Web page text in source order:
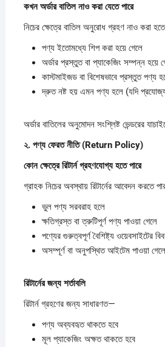
কখনঅর্ডারবাতিলনাওকরাযেতেপারে
নিচের ক্ষেত্রে বাতিল অনুরোধ গ্রহণ নাও করা
পণ্য ইতোমধ্যে শিপ করা হয়ে গেলে
অর্ডার প্রস্তুত বা প্যাকেজিং সম্পন্ন হয়ে
কাস্টমাইজড বা বিশেষভাবে প্রস্তুত পণ্য
দ্রুত নষ্ট হয় এমন পণ্য হলে (যদি
অর্ডার বাতিলের অনুমোদন সংশ্লিষ্ট ভেন্ডরের
২. পণ্যফেরতনীতি (Return Policy)
কোনক্ষেত্রেরিটার্নগ্রহণযোগ্যহতেপারে
গ্রাহক নিচের অবস্থায় রিটার্নের আবেদন করতে
ভুল পণ্য সরবরাহ হলে
ক্ষতিগ্রস্ত বা ত্রুটিপূর্ণ পণ্য পাওয়া গেলে
পণ্যের গুরুত্বপূর্ণ বৈশিষ্ট্য ওয়েবসাইটের
অসম্পূর্ণ বা অনুপস্থিত আইটেম পাওয়া গেলে
রিটার্নেরজন্যশর্তাবলি
রিটার্ন গ্রহণের জন্য সাধারণত—
পণ্য অব্যবহৃত থাকতে হবে
মূল প্যাকেজিং অক্ষত থাকতে হবে